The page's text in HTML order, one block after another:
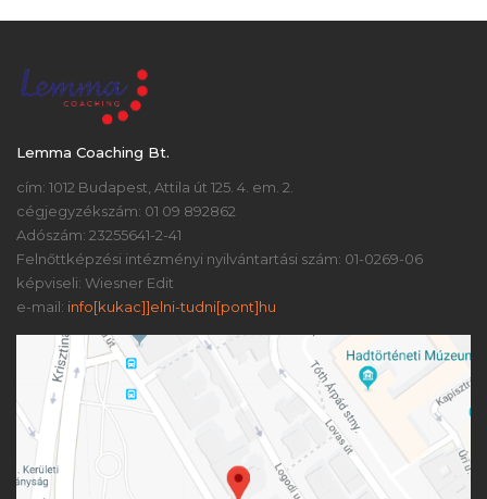
Lemma Coaching Bt.
cím: 1012 Budapest, Attila út 125. 4. em. 2.
cégjegyzékszám: 01 09 892862
Adószám: 23255641-2-41
Felnőttképzési intézményi nyilvántartási szám: 01-0269-06
képviseli: Wiesner Edit
e-mail: info[kukac]]elni-tudni[pont]hu